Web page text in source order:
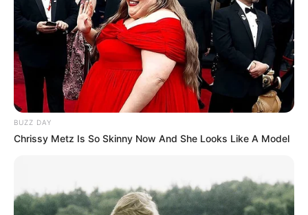
Tampil Lebih Modern, 7 Potret
Hasil Renovasi Rumah Berusia
90 Tahun
BUZZ DAY
Chrissy Metz Is So Skinny Now And She Looks Like A Model